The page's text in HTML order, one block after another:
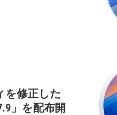
を修正した
」を配布開